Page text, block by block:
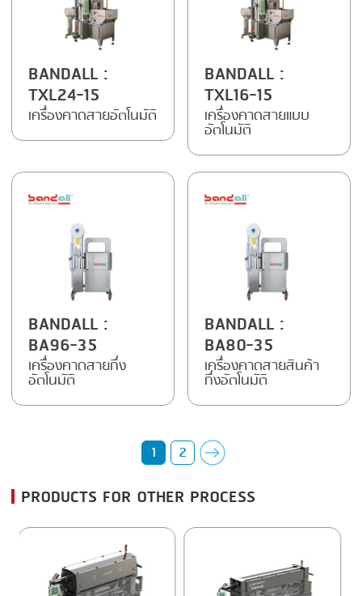
BANDALL :
TXL24-15
เครื่องคาดสายอัตโนมัติ
BANDALL :
TXL16-15
เครื่องคาดสายแบบ
อัตโนมัติ
BANDALL :
BA96-35
เครื่องคาดสายกึ่ง
อัตโนมัติ
BANDALL :
BA80-35
เครื่องคาดสายสินค้า
กึ่งอัตโนมัติ
1 2
PRODUCTS FOR OTHER PROCESS